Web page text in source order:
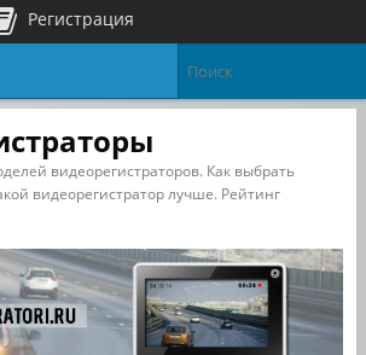
видеорегистраторов. Как выбрать
видеорегистратор лучше. Рейтинг
Регистрация